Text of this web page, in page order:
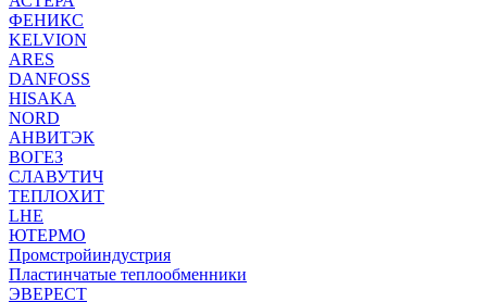
ФЕНИКС
KELVION
ARES
DANFOSS
HISAKA
NORD
АНВИТЭК
ВОГЕЗ
СЛАВУТИЧ
ТЕПЛОХИТ
LHE
ЮТЕРМО
Промстройиндустрия
Пластинчатые теплообменники
ЭВЕРЕСТ